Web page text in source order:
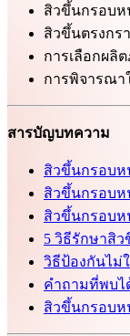
สิวขึ้นกรอบห
สิวขึ้นตรงกร
การเลือกผลิ
การพิจารณา
สารบัญบทความ
สิวขึ้นกรอบห
สิวขึ้นกรอบห
สิวขึ้นกรอบห
5 วิธีรักษาสิ
วิธีป้องกันไม่
คำถามที่พบไ
สิวขึ้นกรอบห